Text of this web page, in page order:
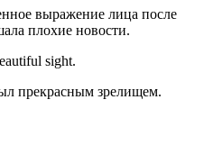
выражение лица после
плохие новости.
sight.
прекрасным зрелищем.